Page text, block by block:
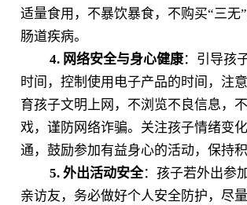
适量食用，不暴饮暴食，不购买“三无
肠道疾病。
4. 网络安全与身心健康：引导孩
时间，控制使用电子产品的时间，注
育孩子文明上网，不浏览不良信息，
戏，谨防网络诈骗。关注孩子情绪变
通，鼓励参加有益身心的活动，保持积
5. 外出活动安全：孩子若外出参
亲访友，务必做好个人安全防护，尽